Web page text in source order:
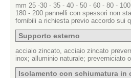
mm 25 -30 - 35 - 40 - 50 - 60 - 80 -
180 - 200 pannelli con spessori non
fornibili a richiesta previo accordo sui
Supporto esterno
acciaio zincato, acciaio zincato
inox; alluminio naturale; preverniciato
Isolamento con schiumatura in